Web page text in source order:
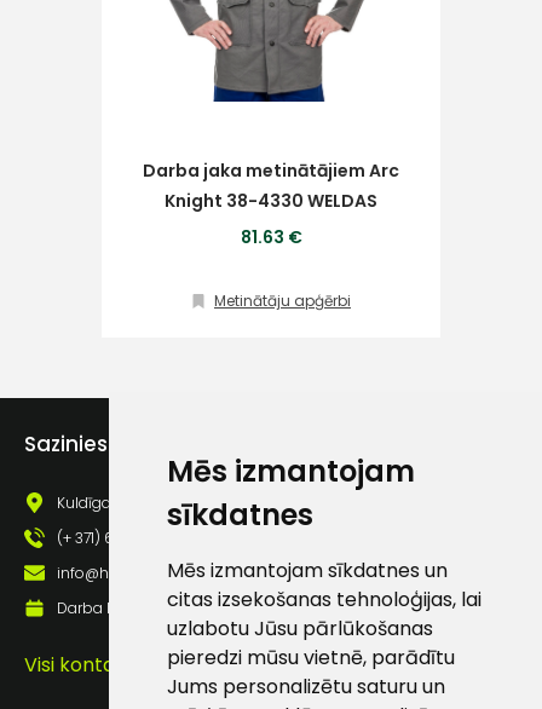
Mēs izmantojam
sīkdatnes
Mēs izmantojam sīkdatnes un
citas izsekošanas tehnoloģijas, lai
uzlabotu Jūsu pārlūkošanas
pieredzi mūsu vietnē, parādītu
Jums personalizētu saturu un
Darba jaka metinātājiem Arc
Knight 38-4330 WELDAS
81.63 €
Metinātāju apģērbi
Sazinies ar mums
Kuldīgas iela 69a, Saldus, Saldus nov., LV - 3801
(+ 371) 63 881 186
info@hards.lv
Darba laiks: Darbadienās: 8:00 - 17:00
Visi kontakti
Piekrītu saņemt
pastā
Klientu
atbalsts
info@hards.lv